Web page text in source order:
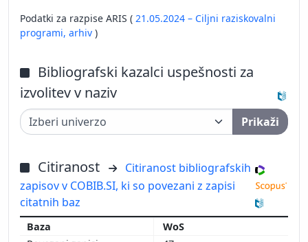
Podatki za razpise ARIS ( 21.05.2024 – Ciljni raziskovalni
programi, arhiv )
Bibliografski kazalci uspešnosti za
izvolitev v naziv
Prikaži
Citiranost
Citiranost bibliografskih
zapisov v COBIB.SI, ki so povezani z zapisi
citatnih baz
WoS